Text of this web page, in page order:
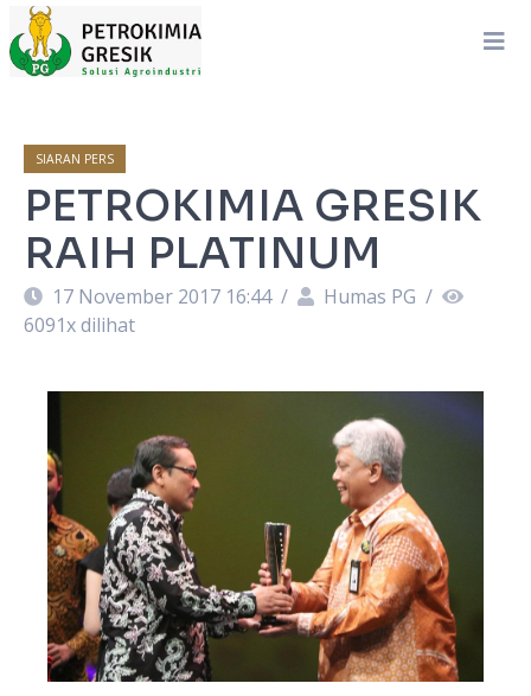
SIARAN PERS
PETROKIMIA GRESIK
RAIH PLATINUM
17 November 2017 16:44 / Humas PG /
6091x dilihat